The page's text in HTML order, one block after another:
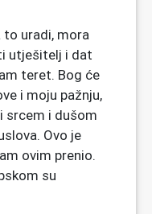
to uradi, mora
utješitelj i dat
teret. Bog će
i moju pažnju,
srcem i dušom
Ovo je
ovim prenio.
su